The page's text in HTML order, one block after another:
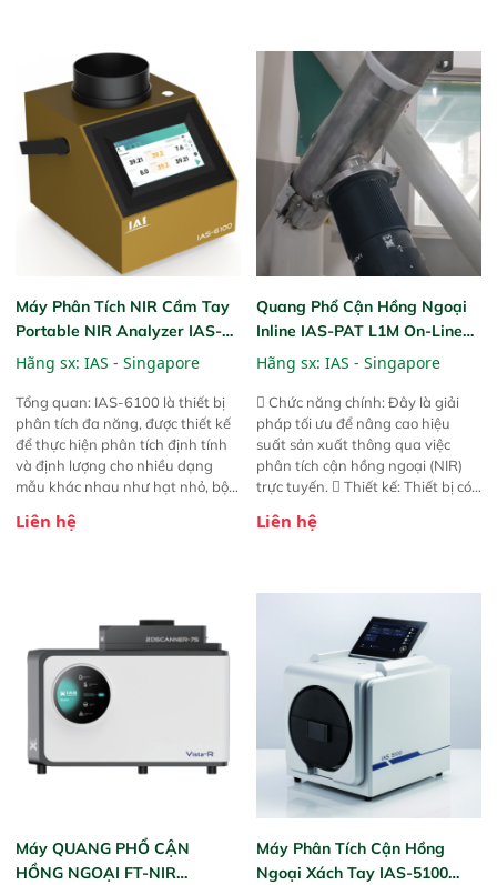
trước đó. Nhưng so với các phiên
bản trước, FPA touch! nhỏ hơn và
nhẹ hơn đáng kể, đồng thời được
nâng cấp với các tính năng mới.
trước đó. Nhưng so với các phiên
bản trước, FPA touch! nhỏ hơn và
nhẹ hơn đáng kể, đồng thời được
nâng cấp với các tính năng mới.
Máy Phân Tích NIR Cầm Tay
Portable NIR Analyzer IAS-
6100
Hãng sx: IAS - Singapore
Tổng quan: IAS-6100 là thiết bị
phân tích đa năng, được thiết kế
để thực hiện phân tích định tính
và định lượng cho nhiều dạng
mẫu khác nhau như hạt nhỏ, bột,
này cho phép bất kỳ ai cũng có
thức ăn chăn nuôi, nguyên liệu
thực phẩm, nông sản,..
Liên hệ
Quang Phổ Cận Hồng Ngoại
Inline IAS-PAT L1M On-Line
NIR
Hãng sx: IAS - Singapore
 Chức năng chính: Đây là giải
pháp tối ưu để nâng cao hiệu
suất sản xuất thông qua việc
phân tích cận hồng ngoại (NIR)
trực tuyến.  Thiết kế: Thiết bị có
hỗ trợ tản nhiệt tăng cường và đã
năng theo dõi thông số theo thời
gian thực và trực quan hóa dữ
liệu để tăng chỉ số ROI cho doanh
Liên hệ
Máy QUANG PHỔ CẬN
HỒNG NGOẠI FT-NIR
Máy Phân Tích Cận Hồng
Ngoại Xách Tay IAS-5100